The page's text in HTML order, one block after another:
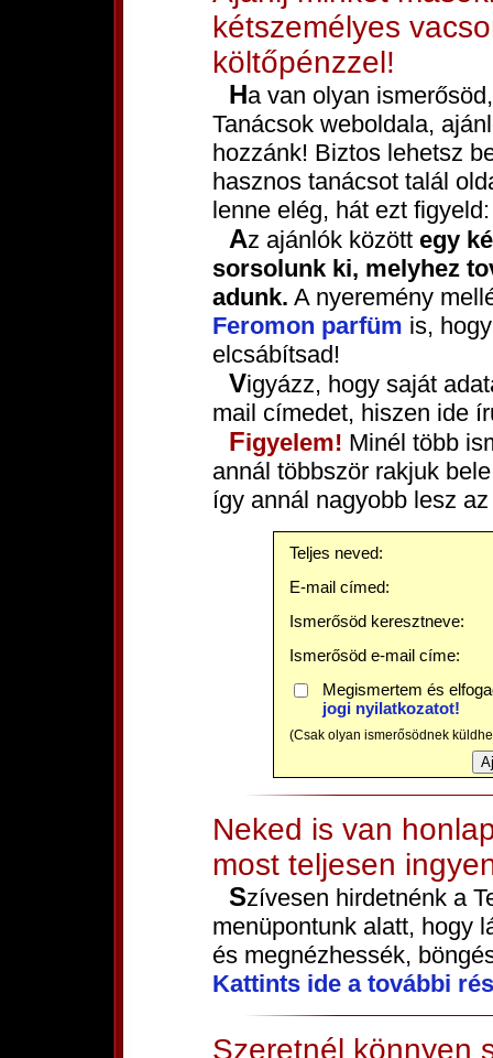
kétszemélyes
költőpénzzel!
Ha van olyan ismerősöd, akit érdekelhet a Csajozási
Tanácsok weboldala,
hozzánk! Biztos lehetsz
hasznos tanácsot talál
lenne elég, hát ezt figyeld:
Az ajánlók között egy
sorsolunk ki, melyhez
adunk. A nyeremény
Feromon parfüm is,
elcsábítsad!
Vigyázz, hogy saját adataidnál jól add meg nevedet és e-
mail címedet, hiszen ide
Figyelem! Minél több
annál többször rakjuk
így annál nagyobb lesz
Teljes neved:
E-mail címed:
Ismerősöd keresztneve:
Ismerősöd e-mail címe:
Megismertem és
jogi nyilatkozatot!
(Csak olyan ismerősödnek
Neked is van
most teljesen
Szívesen hirdetnénk a
menüpontunk alatt, hogy
és megnézhessék,
Kattints ide a további
Szeretnél könnyen